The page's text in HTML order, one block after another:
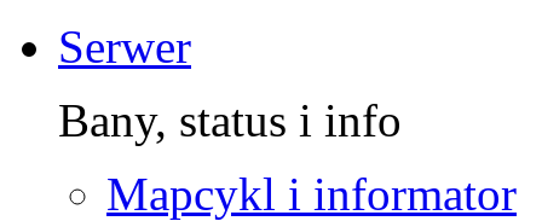
Serwer
Bany, status i info
Mapcykl i informator